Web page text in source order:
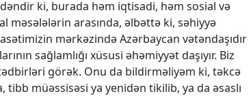
ki, burada həm iqtisadi, həm sosial və
məsələlərin arasında, əlbəttə ki, səhiyyə
mərkəzində Azərbaycan vətəndaşıdır
sağlamlığı xüsusi əhəmiyyət daşıyır. Biz
tədbirləri görək. Onu da bildirməliyəm ki, təkcə
müəssisəsi ya yenidən tikilib, ya da əsaslı